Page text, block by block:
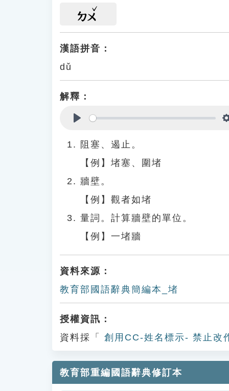
ㄉㄨ
漢語拼音：
dǔ
解釋：
阻塞、遏止。
【例】堵塞、圍堵
牆壁。
【例】觀者如堵
量詞。計算牆壁的單位。
【例】一堵牆
資料來源：
教育部國語辭典簡編本_堵
授權資訊：
資料採「
創用CC-姓名標示- 禁止改
教育部重編國語辭典修訂本